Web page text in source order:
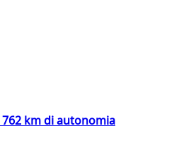
km di autonomia